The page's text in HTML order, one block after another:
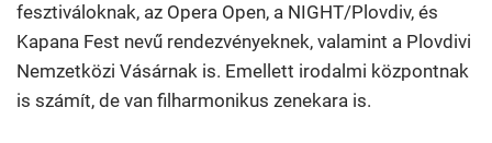
fesztiváloknak, az Opera Open, a NIGHT/Plovdiv, és
Kapana Fest nevű rendezvényeknek, valamint a Plovdivi
Nemzetközi Vásárnak is. Emellett irodalmi központnak
is számít, de van filharmonikus zenekara is.